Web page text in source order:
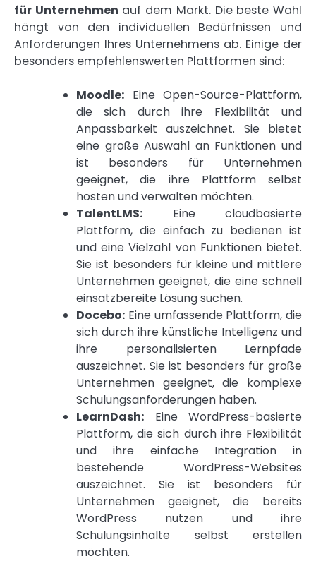
für Unternehmen auf dem Markt. Die beste Wahl
hängt von den individuellen Bedürfnissen und
Anforderungen Ihres Unternehmens ab. Einige der
besonders empfehlenswerten Plattformen sind:
Moodle: Eine Open-Source-Plattform,
die sich durch ihre Flexibilität und
Anpassbarkeit auszeichnet. Sie bietet
eine große Auswahl an Funktionen und
ist besonders für Unternehmen
geeignet, die ihre Plattform selbst
hosten und verwalten möchten.
TalentLMS: Eine cloudbasierte
Plattform, die einfach zu bedienen ist
und eine Vielzahl von Funktionen bietet.
Sie ist besonders für kleine und mittlere
Unternehmen geeignet, die eine schnell
einsatzbereite Lösung suchen.
Docebo: Eine umfassende Plattform, die
sich durch ihre künstliche Intelligenz und
ihre personalisierten Lernpfade
auszeichnet. Sie ist besonders für große
Unternehmen geeignet, die komplexe
Schulungsanforderungen haben.
LearnDash: Eine WordPress-basierte
Plattform, die sich durch ihre Flexibilität
und ihre einfache Integration in
bestehende WordPress-Websites
auszeichnet. Sie ist besonders für
Unternehmen geeignet, die bereits
WordPress nutzen und ihre
Schulungsinhalte selbst erstellen
möchten.